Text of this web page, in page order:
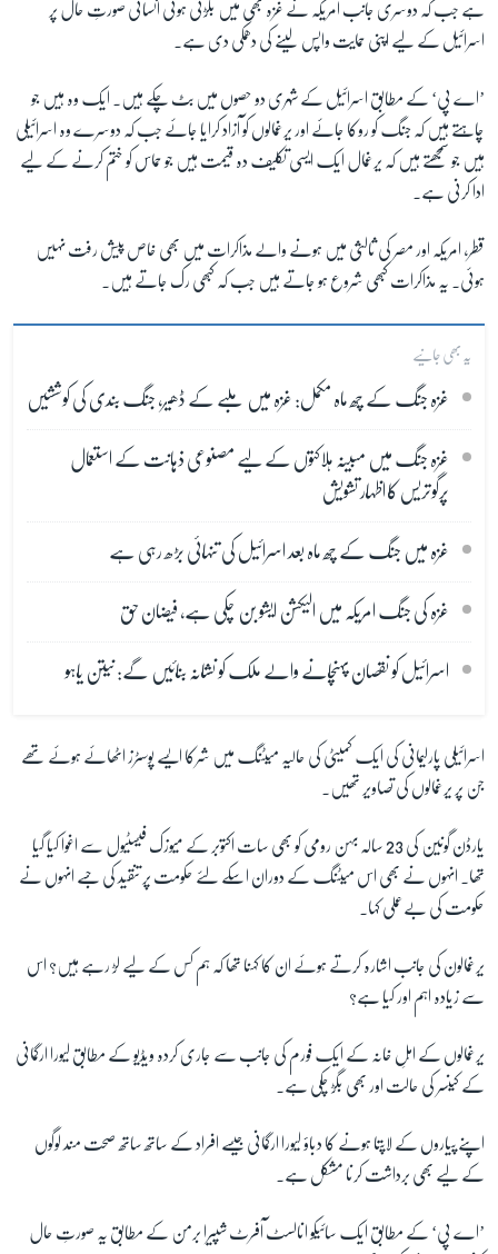
ہے جب کہ دوسری جانب امریکہ نے غزہ بھی میں بگڑتی ہوئی انسانی صورتِ حال پر
اسرائیل کے لیے اپنی حمایت واپس لینے کی دھمکی دی ہے۔
’اے پی‘ کے مطابق اسرائیل کے شہری دو حصوں میں بٹ چکے ہیں۔ ایک وہ ہیں جو
چاہتے ہیں کہ جنگ کو روکا جائے اور یرغمالوں کو آزاد کرایا جائے جب کہ دوسرے وہ اسرائیلی
ہیں جو سمجھتے ہیں کہ یرغمال ایک ایسی تکلیف دہ قیمت ہیں جو حماس کو ختم کرنے کے لیے
ادا کرنی ہے۔
قطر، امریکہ اور مصر کی ثالثی میں ہونے والے مذاکرات میں بھی خاص پیش رفت نہیں
ہوئی۔ یہ مذاکرات کبھی شروع ہو جاتے ہیں جب کہ کبھی رک جاتے ہیں۔
یہ بھی جانیے
غزہ جنگ کے چھ ماہ مکمل: غزہ میں ملبے کے ڈھیر، جنگ بندی کی کوششیں
غزہ جنگ میں مبینہ ہلاکتوں کے لیے مصنوعی ذہانت کے استعمال
پرگوتریس کا اظہار تشویش
غزہ میں جنگ کے چھ ماہ بعد اسرائیل کی تنہائی بڑھ رہی ہے
غزہ کی جنگ امریکہ میں الیکشن ایشو بن چکی ہے، فیضان حق
اسرائیل کو نقصان پہنچانے والے ملک کو نشانہ بنائیں گے: نیتن یاہو
اسرائیلی پارلیمانی کی ایک کمیٹی کی حالیہ میٹنگ میں شرکا ایسے پوسٹرز اٹھائے ہوئے تھے
جن پر یرغمالوں کی تصاویر تھیں۔
یارڈن گونین کی 23 سالہ بہن رومی کو بھی سات اکتوبر کے میوزک فیسٹیول سے اغوا کیا گیا
تھا۔ انہوں نے بھی اس میٹنگ کے دوران اسکے لئے حکومت پر تنقید کی جسے انہوں نے
حکومت کی بےعملی کہا۔
یرغمالون کی جانب اشارہ کرتے ہوئے ان کا کہنا تھا کہ ہم کس کے لیے لڑ رہے ہیں؟ اس
سے زیادہ اہم اور کیا ہے؟
یرغمالوں کے اہلِ خانہ کے ایک فورم کی جانب سے جاری کردہ ویڈیو کے مطابق لیورا ارگمانی
کے کینسر کی حالت اور بھی بگڑ چکی ہے۔
اپنے پیاروں کے لاپتا ہونے کا دباؤ لیورا ارگمانی جیسے افراد کے ساتھ ساتھ صحت مند لوگوں
کے لیے بھی برداشت کرنا مشکل ہے۔
’اے پی‘ کے مطابق ایک سائیکو انالسٹ آفرٹ شپیرا برمن کے مطابق یہ صورتِ حال